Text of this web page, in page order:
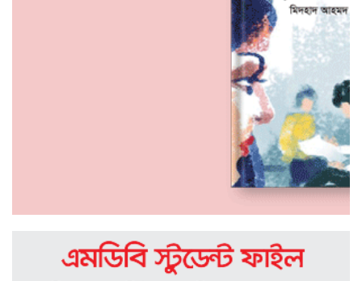
‘মা আমাকে জানালা দিয়ে বের করে দেয়,
সাঁতরে উপরে এসে মাকে খুঁজে পাচ্ছি না’
১৭ দিন থেকে নিখোঁজ রয়েছে কলেজ শিক্ষার্থী
পদ্মায় ডুবে যাওয়া বাসের চালকের পরিচয়
ঈদ আনন্দে ঘুরতে গিয়ে লা*শ হয়ে ফিরলেন
তারা